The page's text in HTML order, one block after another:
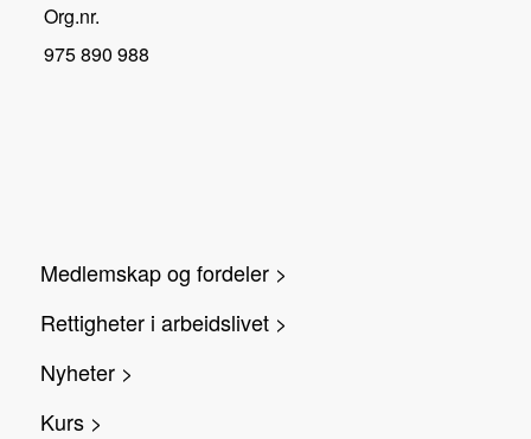
Org.nr.
975 890 988
Medlemskap og fordeler >
Rettigheter i arbeidslivet >
Nyheter >
Kurs >